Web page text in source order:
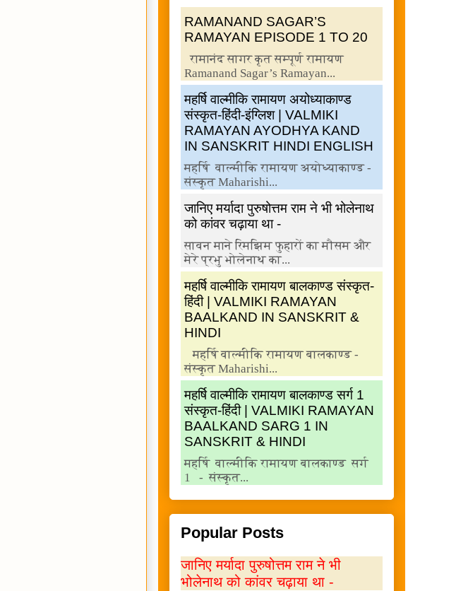
RAMANAND SAGAR’S
RAMAYAN EPISODE 1 TO 20
रामानंद सागर कृत सम्पूर्ण रामायण
Ramanand Sagar’s Ramayan...
महर्षि वाल्मीकि रामायण अयोध्याकाण्ड
संस्कृत-हिंदी-इंग्लिश | VALMIKI
RAMAYAN AYODHYA KAND
IN SANSKRIT HINDI ENGLISH
महर्षि वाल्मीकि रामायण अयोध्याकाण्ड -
संस्कृत Maharishi...
जानिए मर्यादा पुरुषोत्तम राम ने भी भोलेनाथ
को कांवर चढ़ाया था -
सावन माने रिमझिम फुहारों का मौसम और
मेरे प्रभु भोलेनाथ का...
महर्षि वाल्मीकि रामायण बालकाण्ड संस्कृत-
हिंदी | VALMIKI RAMAYAN
BAALKAND IN SANSKRIT &
HINDI
महर्षि वाल्मीकि रामायण बालकाण्ड -
संस्कृत Maharishi...
महर्षि वाल्मीकि रामायण बालकाण्ड सर्ग 1
संस्कृत-हिंदी | VALMIKI RAMAYAN
BAALKAND SARG 1 IN
SANSKRIT & HINDI
महर्षि वाल्मीकि रामायण बालकाण्ड सर्ग
1 - संस्कृत...
Popular Posts
जानिए मर्यादा पुरुषोत्तम राम ने भी
भोलेनाथ को कांवर चढ़ाया था -